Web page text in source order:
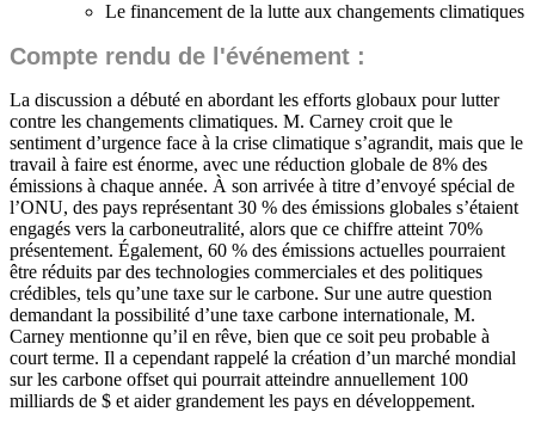
Le financement de la lutte aux changements climatiques
Compte rendu de l'événement :
La discussion a débuté en abordant les efforts globaux pour lutter
contre les changements climatiques. M. Carney croit que le
sentiment d’urgence face à la crise climatique s’agrandit, mais que le
travail à faire est énorme, avec une réduction globale de 8% des
émissions à chaque année. À son arrivée à titre d’envoyé spécial de
l’ONU, des pays représentant 30 % des émissions globales s’étaient
engagés vers la carboneutralité, alors que ce chiffre atteint 70%
présentement. Également, 60 % des émissions actuelles pourraient
être réduits par des technologies commerciales et des politiques
crédibles, tels qu’une taxe sur le carbone. Sur une autre question
demandant la possibilité d’une taxe carbone internationale, M.
Carney mentionne qu’il en rêve, bien que ce soit peu probable à
court terme. Il a cependant rappelé la création d’un marché mondial
sur les carbone offset qui pourrait atteindre annuellement 100
milliards de $ et aider grandement les pays en développement.